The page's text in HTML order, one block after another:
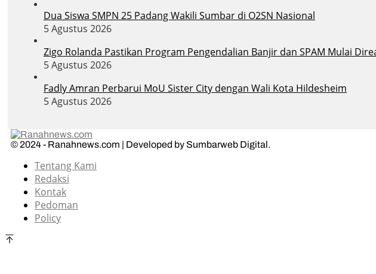
Dua Siswa SMPN 25 Padang Wakili Sumbar di O2SN Nasional
5 Agustus 2026
Zigo Rolanda Pastikan Program Pengendalian Banjir dan SPAM Mulai
5 Agustus 2026
Fadly Amran Perbarui MoU Sister City dengan Wali Kota Hildesheim
5 Agustus 2026
© 2024 - Ranahnews.com | Developed by Sumbarweb Digital.
Tentang Kami
Redaksi
Kontak
Pedoman
Policy